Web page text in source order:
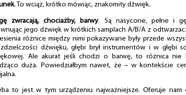
. To wciąż, krótko mówiąc, znakomity dźwięk.
zwracają, chociażby, barwy. Są nasycone, pełne i
jego dźwięk w krótkich samplach A/B/A z
różnice między nimi pokazywane były przede
dźwięku, głębi brył instrumentów i w głębi
Ale akurat jeśli chodzi o barwę, to różnica nie
duża. Powiedziałbym nawet, że – w kontekście
to jest w tym urządzeniu najważniejsze. Oferuje nam